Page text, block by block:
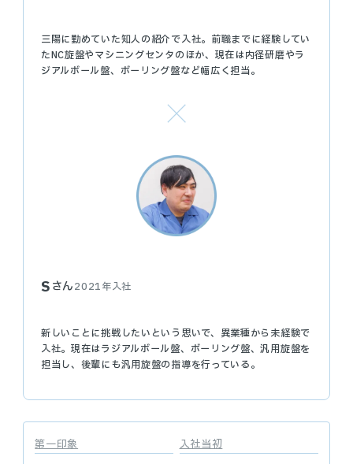
三陽に勤めていた知人の紹介で入社。前職までに経験してい
たNC旋盤やマシニングセンタのほか、現在は内径研磨やラ
ジアルボール盤、ボーリング盤など幅広く担当。
Sさん2021年入社
新しいことに挑戦したいという思いで、異業種から未経験で
入社。現在はラジアルボール盤、ボーリング盤、汎用旋盤を
担当し、後輩にも汎用旋盤の指導を行っている。
第一印象
入社当初